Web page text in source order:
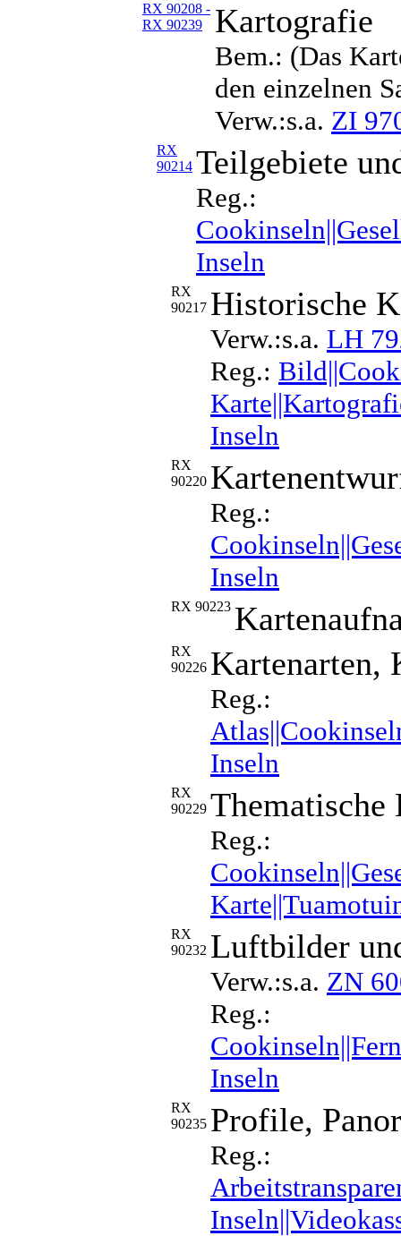
RX 90208 -
RX 90239
Kartografie
Bem.: (Das
den einzelnen
Verw.:s.a. ZI
RX
90214 Teilgebiete
Reg.:
Inseln
RX
90217 Historische
Verw.:s.a. LH
Reg.:
Inseln
RX
90220
Reg.:
Inseln
RX 90223
RX
90226 Kartenarten,
Reg.:
Inseln
RX
90229 Thematische
Reg.:
RX
90232 Luftbilder
Verw.:s.a. ZN
Reg.:
Inseln
RX
90235 Profile,
Reg.: